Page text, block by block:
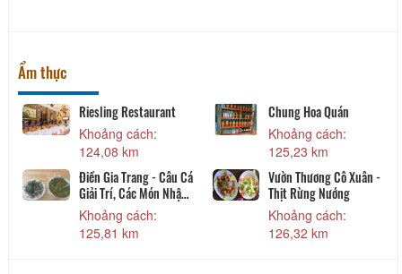
Ẩm thực
1,76
Phụng
2,64
Nhà Hàng Deja Vu
Khoảng cách: 11,52
km
Nhà hàng Hải mã
Khoảng cách:
km
MỘT NẮNG Seafood
restaurant
Khoảng cách: 15,91
km
Lẩu dê Tài Ký
Khoảng cách:
km